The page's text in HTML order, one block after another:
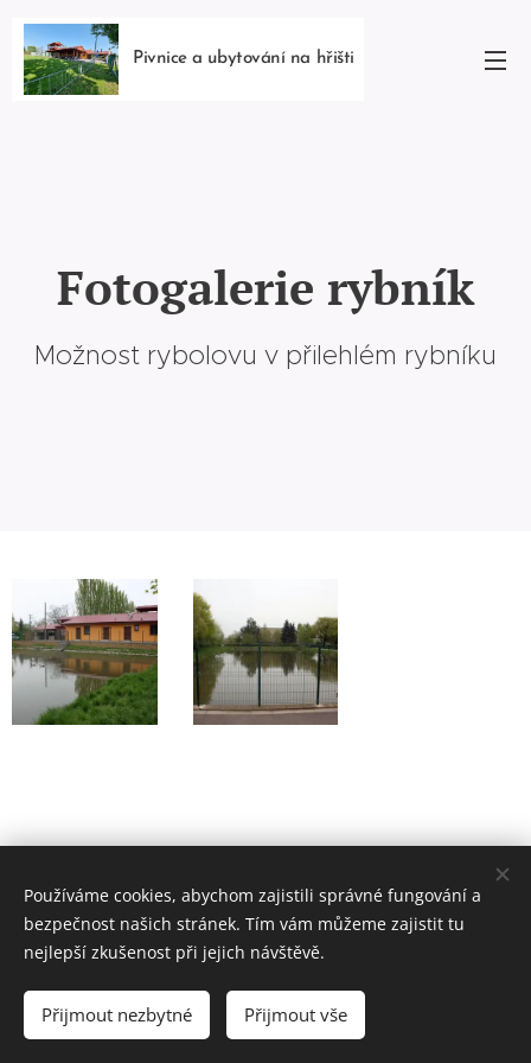
Pivnice a ubytování na hřišti
Fotogalerie rybník
Možnost rybolovu v přilehlém rybníku
Pivnice na hřišti | 2016 | Ubytování ve Chvalovicích
Vytvořeno službou Webnode
Používáme cookies, abychom zajistili správné fungování a
bezpečnost našich stránek. Tím vám můžeme zajistit tu
nejlepší zkušenost při jejich návštěvě.
Přijmout nezbytné Přijmout vše